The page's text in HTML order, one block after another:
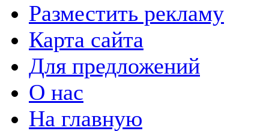
Разместить рекламу
Карта сайта
Для предложений
О нас
На главную